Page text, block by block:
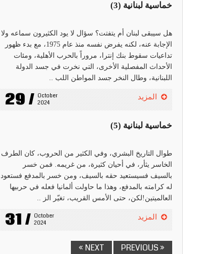
خماسية لبنانية (3)
هل سيبقى لبنان أم يتفتت؟ سؤال لا يود الكثيرون سماعه ولا
الإجابة عنه، لكنه يفرض نفسه منذ عام 1975، مع بدء ظهور
تداعيات سقوط بنك إنترا، مروراً بالحرب الأهلية، ومئات
الأحداث المفصلية الأخرى، التي نخرت في جسد الدولة
اللبنانية، وطال النخر جسد المواطن اللب ..
29 / October
2024
المزيد
خماسية لبنانية (5)
طوال التاريخ البشري، وفي الكثير من الحروب، كان الطرف
الخاسر يثأر، في أحيان كثيرة، من غريمه. فمن خسر
بالسيف فسيستعيد حقه بالسيف، ومن خسر بالمدفع فستعود
له كرامته بالمدفع، وهذا ما حاولت ألمانيا فعله في حربيها
العالميتين!لكن، حتى الأمس القريب، تغيّر الز ..
31 / October
2024
المزيد
« PREVIOUS
NEXT »